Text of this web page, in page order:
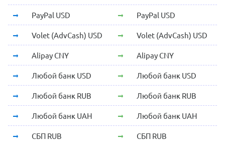
PayPal USD PayPal USD
Volet (AdvCash) USD Volet (AdvCash) USD
Alipay CNY Alipay CNY
Любой банк USD Любой банк USD
Любой банк RUB Любой банк RUB
Любой банк UAH Любой банк UAH
СБП RUB СБП RUB